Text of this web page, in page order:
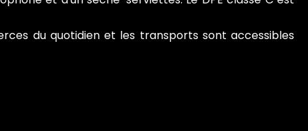
du quotidien et les transports sont accessibles